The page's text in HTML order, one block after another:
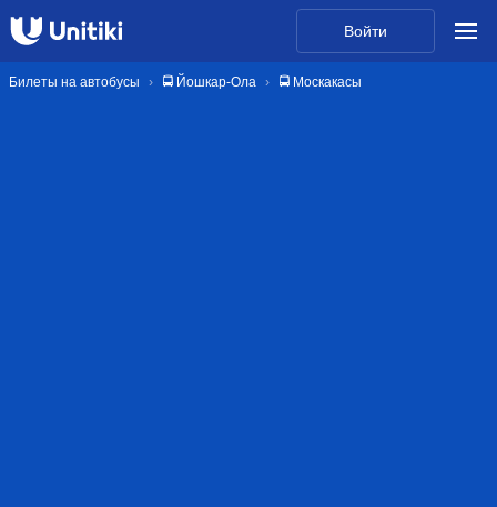
Войти
Билеты на автобусы 🚍 Йошкар-Ола 🚍 Москакасы